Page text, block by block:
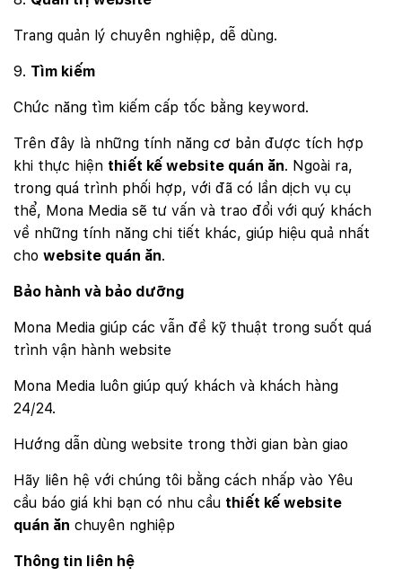
Trang quản lý chuyên nghiệp, dễ dùng.
Tìm kiếm
Chức năng tìm kiếm cấp tốc bằng keyword.
Trên đây là những tính năng cơ bản được tích hợp
khi thực hiện thiết kế website quán ăn. Ngoài ra,
trong quá trình phối hợp, với đã có lần dịch vụ cụ
thể, Mona Media sẽ tư vấn và trao đổi với quý khách
về những tính năng chi tiết khác, giúp hiệu quả nhất
cho website quán ăn.
Bảo hành và bảo dưỡng
Mona Media giúp các vẫn đề kỹ thuật trong suốt quá
trình vận hành website
Mona Media luôn giúp quý khách và khách hàng
24/24.
Hướng dẫn dùng website trong thời gian bàn giao
Hãy liên hệ với chúng tôi bằng cách nhấp vào Yêu
cầu báo giá khi bạn có nhu cầu thiết kế website
quán ăn chuyên nghiệp
Thông tin liên hệ